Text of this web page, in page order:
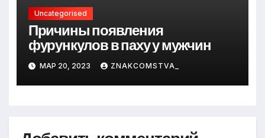
Uncategorised
Причины появления
фурункулов в паху у мужчин
МАР 20, 2023 ZNAKCOMSTVA_